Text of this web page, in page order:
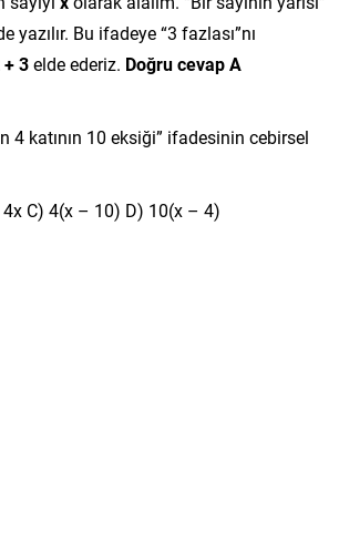
yazılır. Bu ifadeye “3 fazlası”nı
3elde ederiz. Doğru cevap A
4 katının 10 eksiği” ifadesinin cebirsel
C) 4(x – 10) D) 10(x – 4)